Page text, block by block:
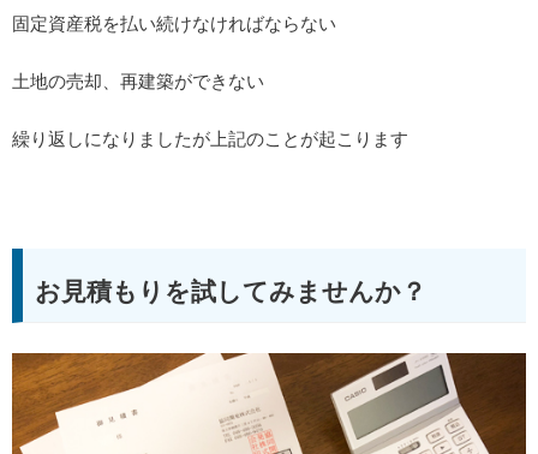
固定資産税を払い続けなければならない
土地の売却、再建築ができない
繰り返しになりましたが上記のことが起こります
お見積もりを試してみませんか？